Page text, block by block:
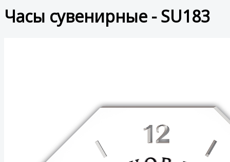
Часы сувенирные - SU183